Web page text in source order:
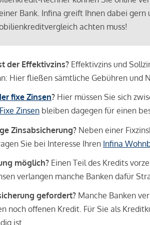
Bank. Infina greift Ihnen dabei
achten muss!
der Effektivzins? Effektivzins und
Hier fließen sämtliche Gebühren und
fixe Zinsen? Hier müssen Sie sich
Fixe Zinsen bleiben dagegen für einen
Zinsabsicherung? Neben einer
Sie bei Interesse Ihren Infina
möglich? Einen Teil des Kredits
verlangen manche Banken dafür
gefordert? Manche Banken
noch offenen Kredit. Für Sie als
ist.